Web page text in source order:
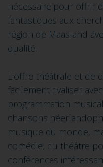
nécessaire pour offrir
fantastiques aux
région de Maasland
qualité.
L'offre théâtrale et de
facilement rivaliser
programmation
chansons
musique du monde,
comédie, du théâtre
conférences